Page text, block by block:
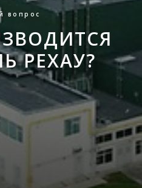
вопрос
РЕХАУ?